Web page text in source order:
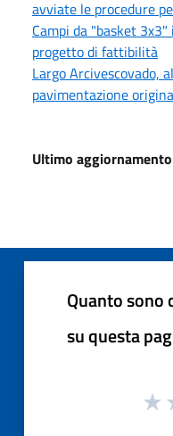
avviate le procedure
Campi da "basket
progetto di fattibilità
Largo Arcivescovado,
pavimentazione
Ultimo aggiornamento
Quanto sono
su questa